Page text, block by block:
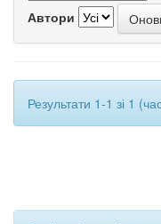
Автори
Результати 1-1 зі 1